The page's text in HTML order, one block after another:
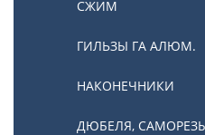
СЖИМ
ГИЛЬЗЫ ГА АЛЮМ.
НАКОНЕЧНИКИ
ДЮБЕЛЯ,